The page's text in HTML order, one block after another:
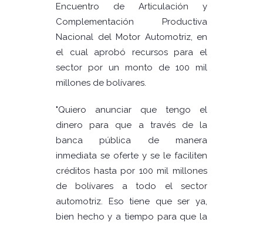
Encuentro de Articulación y
Complementación Productiva
Nacional del Motor Automotriz, en
el cual aprobó recursos para el
sector por un monto de 100 mil
millones de bolívares.
"Quiero anunciar que tengo el
dinero para que a través de la
banca pública de manera
inmediata se oferte y se le faciliten
créditos hasta por 100 mil millones
de bolívares a todo el sector
automotriz. Eso tiene que ser ya,
bien hecho y a tiempo para que la